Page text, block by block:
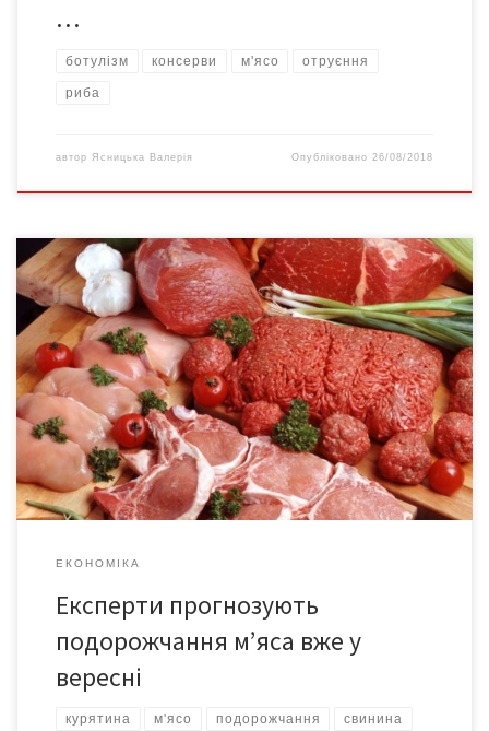
…
ботулізм консерви м'ясо отруєння
риба
автор Ясницька Валерія Опубліковано 26/08/2018
За останній місяць істотно додали в ціні свинина і яловичина, і
це ще не межа. Курятина поки стабільно тримається в ціні, але
всі інші види м’яса тільки ростуть. Так, наприклад, ціна на
свинину підвищилася на 10 відсотків, а на яловичину на всі 16
відсотків, повідомляє Сегодня. Директор асоціації
постачальників торговельних мереж Олексій […]
ЕКОНОМІКА
Експерти прогнозують
подорожчання м’яса вже у
вересні
курятина м'ясо подорожчання свинина